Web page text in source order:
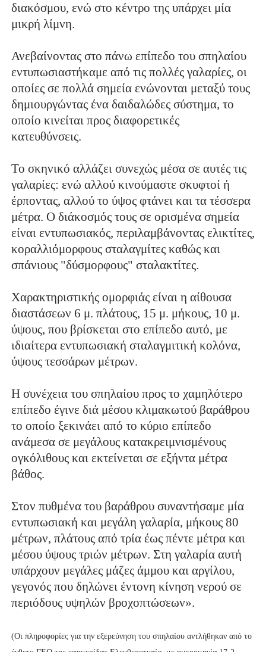
διακόσμου, ενώ στο κέντρο της υπάρχει μία
μικρή λίμνη.
Ανεβαίνοντας στο πάνω επίπεδο του σπηλαίου
εντυπωσιαστήκαμε από τις πολλές γαλαρίες, οι
οποίες σε πολλά σημεία ενώνονται μεταξύ τους
δημιουργώντας ένα δαιδαλώδες σύστημα, το
οποίο κινείται προς διαφορετικές
κατευθύνσεις.
Το σκηνικό αλλάζει συνεχώς μέσα σε αυτές τις
γαλαρίες: ενώ αλλού κινούμαστε σκυφτοί ή
έρποντας, αλλού το ύψος φτάνει και τα τέσσερα
μέτρα. Ο διάκοσμός τους σε ορισμένα σημεία
είναι εντυπωσιακός, περιλαμβάνοντας ελικτίτες,
κοραλλιόμορφους σταλαγμίτες καθώς και
σπάνιους "δύσμορφους" σταλακτίτες.
Χαρακτηριστικής ομορφιάς είναι η αίθουσα
διαστάσεων 6 μ. πλάτους, 15 μ. μήκους, 10 μ.
ύψους, που βρίσκεται στο επίπεδο αυτό, με
ιδιαίτερα εντυπωσιακή σταλαγμιτική κολόνα,
ύψους τεσσάρων μέτρων.
Η συνέχεια του σπηλαίου προς το χαμηλότερο
επίπεδο έγινε διά μέσου κλιμακωτού βαράθρου
το οποίο ξεκινάει από το κύριο επίπεδο
ανάμεσα σε μεγάλους κατακρειμνισμένους
ογκόλιθους και εκτείνεται σε εξήντα μέτρα
βάθος.
Στον πυθμένα του βαράθρου συναντήσαμε μία
εντυπωσιακή και μεγάλη γαλαρία, μήκους 80
μέτρων, πλάτους από τρία έως πέντε μέτρα και
μέσου ύψους τριών μέτρων. Στη γαλαρία αυτή
υπάρχουν μεγάλες μάζες άμμου και αργίλου,
γεγονός που δηλώνει έντονη κίνηση νερού σε
περιόδους υψηλών βροχοπτώσεων».
(Οι πληροφορίες για την εξερεύνηση του σπηλαίου αντλήθηκαν από το